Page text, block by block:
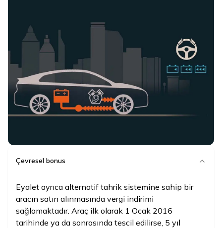
Çevresel bonus
Eyalet ayrıca alternatif tahrik sistemine sahip bir
aracın satın alınmasında vergi indirimi
sağlamaktadır. Araç ilk olarak 1 Ocak 2016
tarihinde ya da sonrasında tescil edilirse, 5 yıl